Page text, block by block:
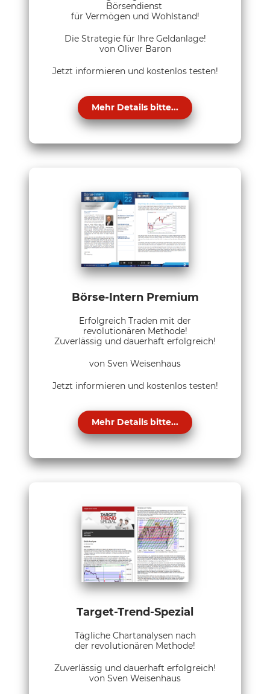
Börsendienst
für Vermögen und Wohlstand!
Die Strategie für Ihre Geldanlage!
von Oliver Baron
Jetzt informieren und kostenlos testen!
Mehr Details bitte...
Börse-Intern Premium
Erfolgreich Traden mit der
revolutionären Methode!
Zuverlässig und dauerhaft erfolgreich!
von Sven Weisenhaus
Jetzt informieren und kostenlos testen!
Mehr Details bitte...
Target-Trend-Spezial
Tägliche Chartanalysen nach
der revolutionären Methode!
Zuverlässig und dauerhaft erfolgreich!
von Sven Weisenhaus